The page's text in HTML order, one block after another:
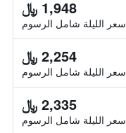
1,948 ﷼
سعر الليلة شامل الرسوم
2,254 ﷼
سعر الليلة شامل الرسوم
2,335 ﷼
سعر الليلة شامل الرسوم